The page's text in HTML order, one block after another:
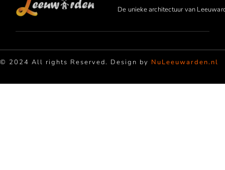
De unieke architectuur van
© 2024 All rights Reserved. Design by NuLeeuwarden.nl